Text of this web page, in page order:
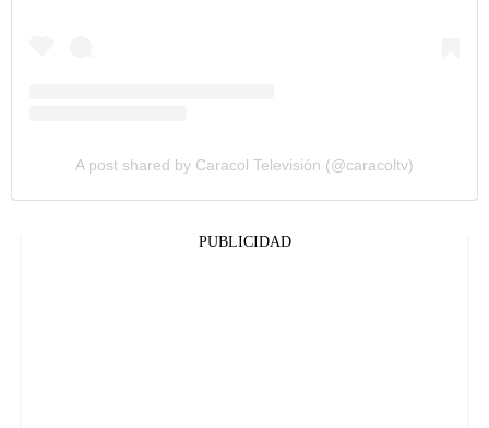
A post shared by Caracol Televisión (@caracoltv)
PUBLICIDAD